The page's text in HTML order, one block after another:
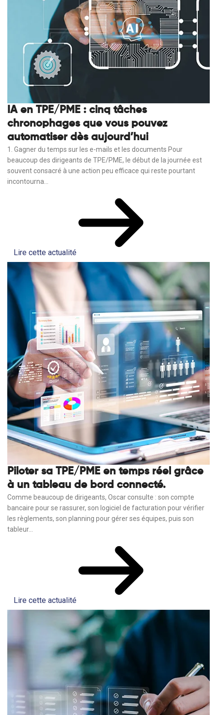
IA en TPE/PME : cinq tâches
chronophages que vous pouvez
automatiser dès aujourd’hui
1. Gagner du temps sur les e-mails et les documents Pour
beaucoup des dirigeants de TPE/PME, le début de la journée est
souvent consacré à une action peu efficace qui reste pourtant
incontourna...
Lire cette actualité
Piloter sa TPE/PME en temps réel grâce
à un tableau de bord connecté.
Comme beaucoup de dirigeants, Oscar consulte : son compte
bancaire pour se rassurer, son logiciel de facturation pour vérifier
les règlements, son planning pour gérer ses équipes, puis son
tableur...
Lire cette actualité